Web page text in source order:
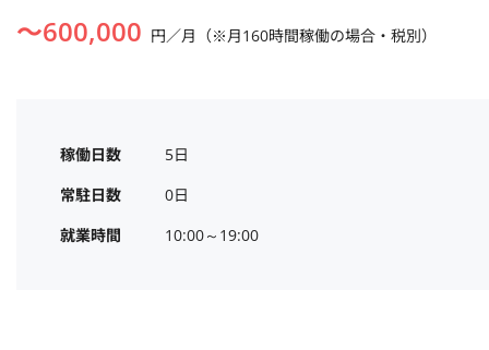
〜600,000 円／月（※月160時間稼働の場合・税別）
稼働日数
5日
常駐日数
0日
就業時間
10:00～19:00